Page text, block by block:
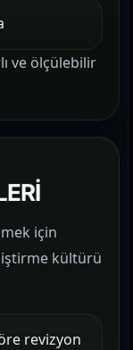
ve ölçülebilir
için
kültürü
revizyon